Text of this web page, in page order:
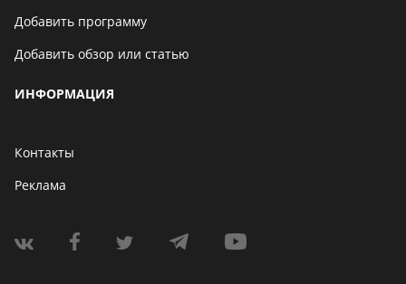
Добавить программу
Добавить обзор или статью
ИНФОРМАЦИЯ
Контакты
Реклама